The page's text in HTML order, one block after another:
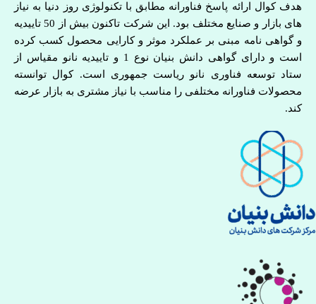
هدف کوال ارائه پاسخ فناورانه مطابق با تکنولوژی روز دنیا به نیاز
های بازار و صنایع مختلف بود. این شرکت تاکنون بیش از 50 تاییدیه
و گواهی نامه مبنی بر عملکرد موثر و کارایی محصول کسب کرده
است و دارای گواهی دانش بنیان نوع 1 و تاییدیه نانو مقیاس از
ستاد توسعه فناوری نانو ریاست جمهوری است. کوال توانسته
محصولات فناورانه مختلفی را مناسب با نیاز مشتری به بازار عرضه
کند.